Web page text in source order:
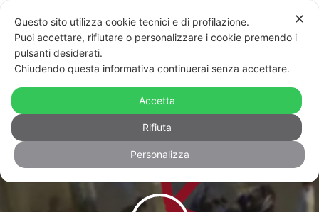
Bari: arrestato il sesto responsabile
dell’aggressione omofoba ad una
coppia gay
✕
Questo sito utilizza cookie tecnici e di profilazione.
Puoi accettare, rifiutare o personalizzare i cookie premendo i
pulsanti desiderati.
Chiudendo questa informativa continuerai senza accettare.
Accetta
Rifiuta
Personalizza